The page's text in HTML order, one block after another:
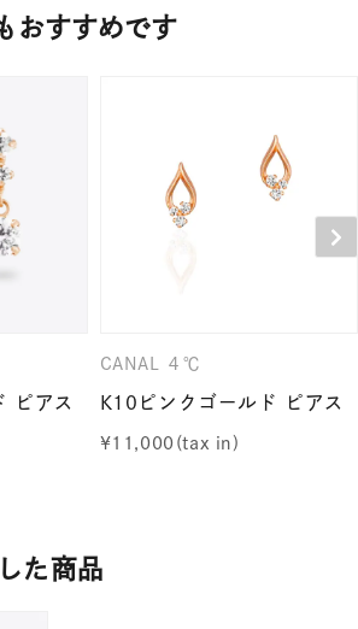
おすすめです
ピアス
CANAL ４℃
K10ピンクゴールド ピアス
¥11,000
た商品